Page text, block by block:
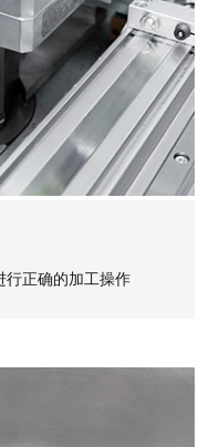
行正确的加工操作